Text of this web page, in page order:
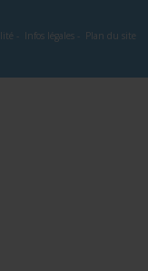
- Infos légales- Plan du site